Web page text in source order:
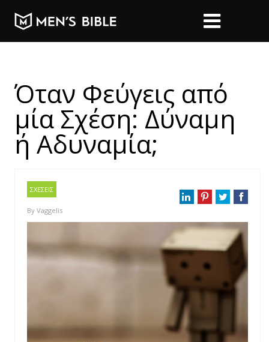
Όταν Φεύγεις από
μία Σχέση: Δύναμη
ή Αδυναμία;
ΣΧΕΣΕΙΣ
By Vaggelis